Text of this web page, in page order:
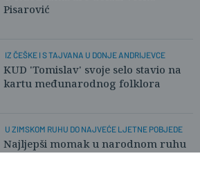
Pisarović
IZ ČEŠKE I S TAJVANA U DONJE ANDRIJEVCE
KUD 'Tomislav' svoje selo stavio na
kartu međunarodnog folklora
U ZIMSKOM RUHU DO NAJVEĆE LJETNE POBJEDE
Najljepši momak u narodnom ruhu
otkrio nam svoju pobjedničku priču